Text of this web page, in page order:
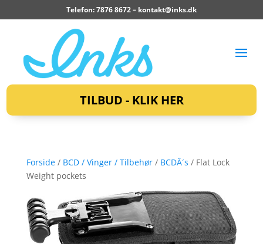
Telefon: 7876 8672 – kontakt@inks.dk
TILBUD - KLIK HER
Forside/ BCD / Vinger / Tilbehør/ BCDÂ´s / Flat Lock
Weight pockets